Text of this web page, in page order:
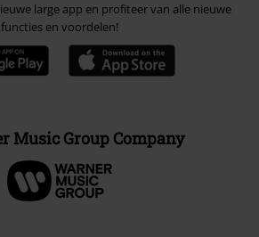
large app en profiteer van alle nieuwe
functies en voordelen!
Music Group Company